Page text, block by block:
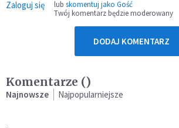
Zaloguj się lub skomentuj jako Gość
Twój komentarz będzie moderowany
DODAJ KOMENTARZ
Komentarze ()
Najnowsze Najpopularniejsze